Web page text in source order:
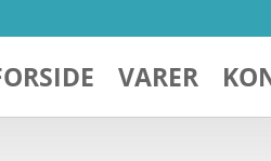
VARER